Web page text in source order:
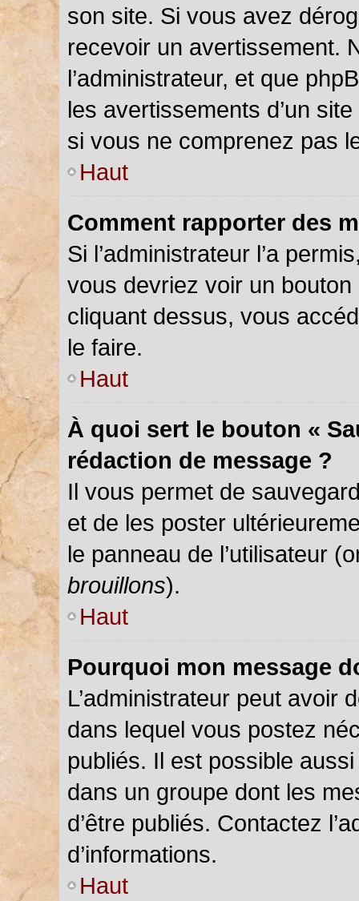
son site. Si vous avez
recevoir un avertissement.
l’administrateur, et que
les avertissements d’un
si vous ne comprenez pas
Haut
Comment rapporter des
Si l’administrateur l’a
vous devriez voir un
cliquant dessus, vous
le faire.
Haut
À quoi sert le bouton «
rédaction de message ?
Il vous permet de
et de les poster
le panneau de l’utilisateur
brouillons).
Haut
Pourquoi mon message
L’administrateur peut avoir
dans lequel vous postez
publiés. Il est possible
dans un groupe dont les
d’être publiés. Contactez
d’informations.
Haut